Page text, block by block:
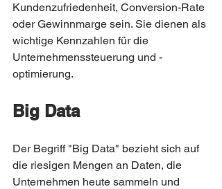
Kundenzufriedenheit, Conversion-Rate
oder Gewinnmarge sein. Sie dienen als
wichtige Kennzahlen für die
Unternehmenssteuerung und -
optimierung.
Big Data
Der Begriff "Big Data" bezieht sich auf
die riesigen Mengen an Daten, die
Unternehmen heute sammeln und